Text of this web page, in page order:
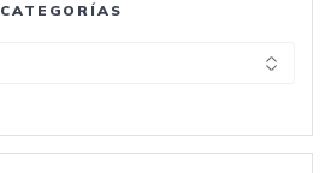
CATEGORÍAS